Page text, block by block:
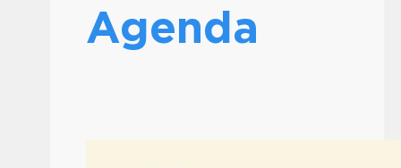
Agenda